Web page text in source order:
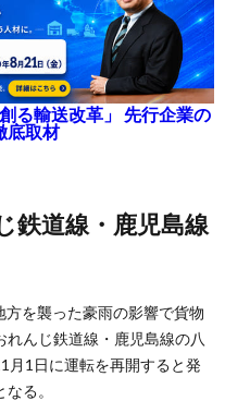
る輸送改革」 先行企業の
底取材
を襲った豪雨の影響で貨物
んじ鉄道線・鹿児島線の八
月1日に運転を再開すると発
る。